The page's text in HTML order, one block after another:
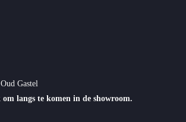
Gastel
langs te komen in de showroom.